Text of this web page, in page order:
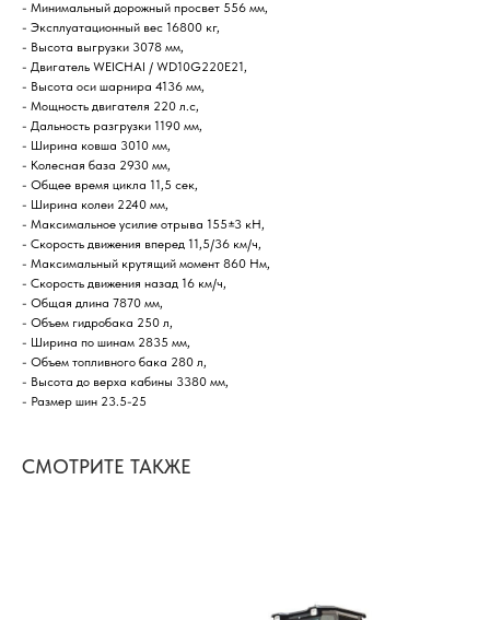
- Минимальный дорожный просвет 556 мм,
- Эксплуатационный вес 16800 кг,
- Высота выгрузки 3078 мм,
- Двигатель WEICHAI / WD10G220E21,
- Высота оси шарнира 4136 мм,
- Мощность двигателя 220 л.с,
- Дальность разгрузки 1190 мм,
- Ширина ковша 3010 мм,
- Колесная база 2930 мм,
- Общее время цикла 11,5 сек,
- Ширина колеи 2240 мм,
- Максимальное усилие отрыва 155±3 кН,
- Скорость движения вперед 11,5/36 км/ч,
- Максимальный крутящий момент 860 Нм,
- Скорость движения назад 16 км/ч,
- Общая длина 7870 мм,
- Объем гидробака 250 л,
- Ширина по шинам 2835 мм,
- Объем топливного бака 280 л,
- Высота до верха кабины 3380 мм,
- Размер шин 23.5-25
СМОТРИТЕ ТАКЖЕ